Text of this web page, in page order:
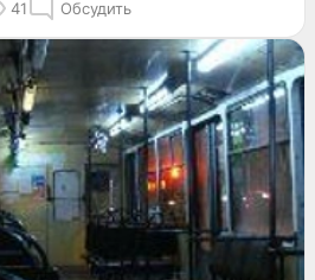
41 Обсудить